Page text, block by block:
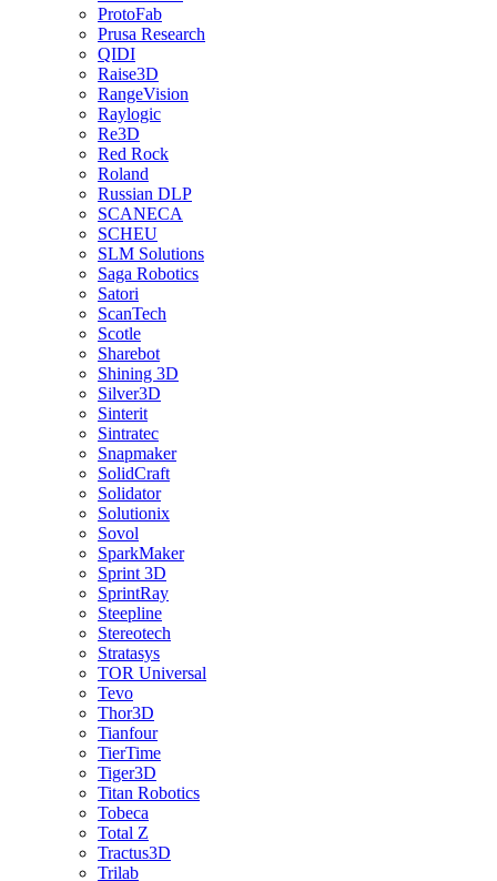
ProtoFab
Prusa Research
QIDI
Raise3D
RangeVision
Raylogic
Re3D
Red Rock
Roland
Russian DLP
SCANECA
SCHEU
SLM Solutions
Saga Robotics
Satori
ScanTech
Scotle
Sharebot
Shining 3D
Silver3D
Sinterit
Sintratec
Snapmaker
SolidCraft
Solidator
Solutionix
Sovol
SparkMaker
Sprint 3D
SprintRay
Steepline
Stereotech
Stratasys
TOR Universal
Tevo
Thor3D
Tianfour
TierTime
Tiger3D
Titan Robotics
Tobeca
Total Z
Tractus3D
Trilab